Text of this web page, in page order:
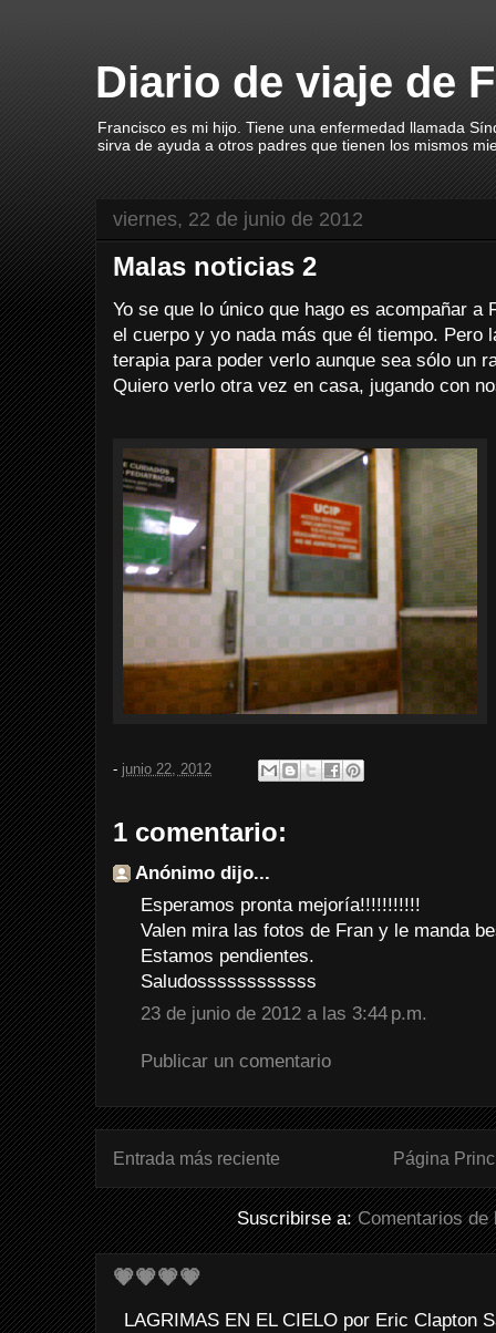
Diario de viaje de
Francisco es mi hijo. Tiene una enfermedad llamada
sirva de ayuda a otros padres que tienen los mismos
viernes, 22 de junio de 2012
Malas noticias 2
Yo se que lo único que hago es acompañar a
el cuerpo y yo nada más que él tiempo. Pero
terapia para poder verlo aunque sea sólo un
Quiero verlo otra vez en casa, jugando con
- junio 22, 2012
1 comentario:
Anónimo dijo...
Esperamos pronta mejoría!!!!!!!!!!!
Valen mira las fotos de Fran y le manda
Estamos pendientes.
Saludossssssssssss
23 de junio de 2012 a las 3:44 p.m.
Publicar un comentario
Entrada más reciente Página
Suscribirse a:Comentarios de
💗💗💗💗
LAGRIMAS EN EL CIELO por Eric Clapton